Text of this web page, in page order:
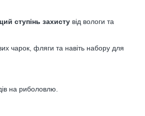
ступінь захисту від вологи та
чарок, фляги та навіть набору для
на риболовлю.